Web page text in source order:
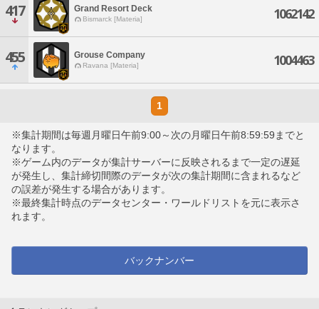
417 Grand Resort Deck
Bismarck [Materia] 1062142
455 Grouse Company
Ravana [Materia] 1004463
1
※集計期間は毎週月曜日午前9:00～次の月曜日午前8:59:59までと
なります。
※ゲーム内のデータが集計サーバーに反映されるまで一定の遅延
が発生し、集計締切間際のデータが次の集計期間に含まれるなど
の誤差が発生する場合があります。
※最終集計時点のデータセンター・ワールドリストを元に表示さ
れます。
バックナンバー